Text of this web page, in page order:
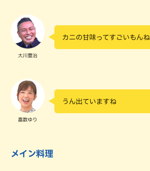
大川豊治
カニの甘味ってすごいもんね
嘉数ゆり
うん出ていますね
メイン料理